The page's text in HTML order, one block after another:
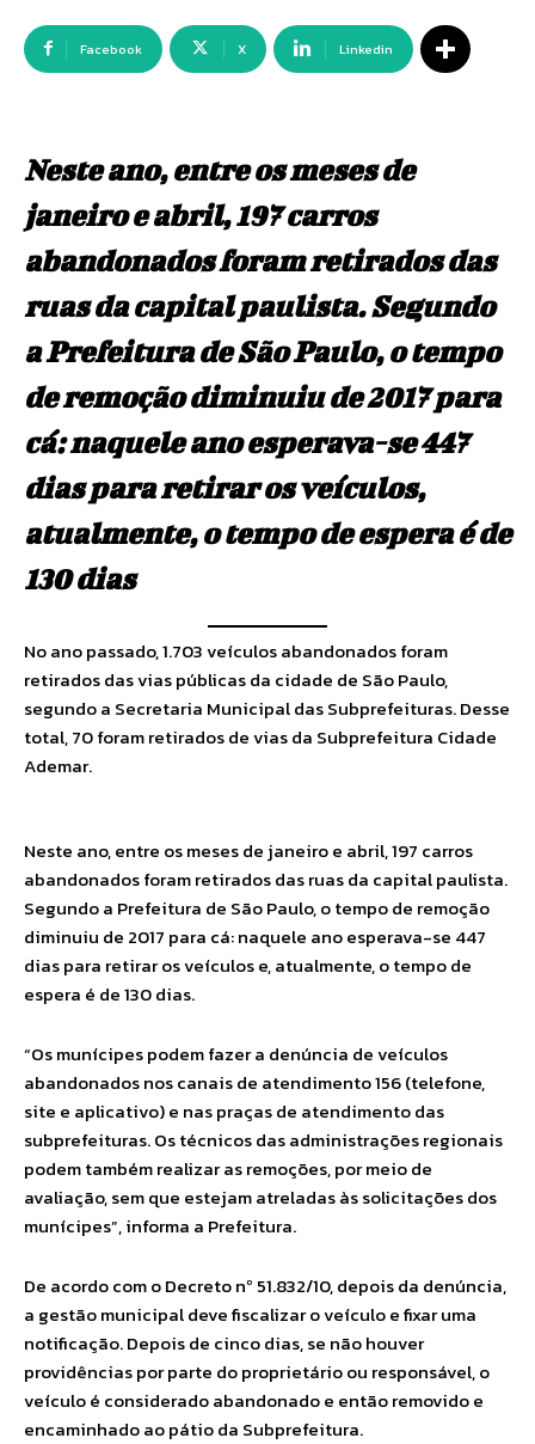
Facebook X Linkedin
Neste ano, entre os meses de
janeiro e abril, 197 carros
abandonados foram retirados das
ruas da capital paulista. Segundo
a Prefeitura de São Paulo, o tempo
de remoção diminuiu de 2017 para
cá: naquele ano esperava-se 447
dias para retirar os veículos,
atualmente, o tempo de espera é de
130 dias
No ano passado, 1.703 veículos abandonados foram
retirados das vias públicas da cidade de São Paulo,
segundo a Secretaria Municipal das Subprefeituras. Desse
total, 70 foram retirados de vias da Subprefeitura Cidade
Ademar.
Neste ano, entre os meses de janeiro e abril, 197 carros
abandonados foram retirados das ruas da capital paulista.
Segundo a Prefeitura de São Paulo, o tempo de remoção
diminuiu de 2017 para cá: naquele ano esperava-se 447
dias para retirar os veículos e, atualmente, o tempo de
espera é de 130 dias.
“Os munícipes podem fazer a denúncia de veículos
abandonados nos canais de atendimento 156 (telefone,
site e aplicativo) e nas praças de atendimento das
subprefeituras. Os técnicos das administrações regionais
podem também realizar as remoções, por meio de
avaliação, sem que estejam atreladas às solicitações dos
munícipes”, informa a Prefeitura.
De acordo com o Decreto nº 51.832/10, depois da denúncia,
a gestão municipal deve fiscalizar o veículo e fixar uma
notificação. Depois de cinco dias, se não houver
providências por parte do proprietário ou responsável, o
veículo é considerado abandonado e então removido e
encaminhado ao pátio da Subprefeitura.